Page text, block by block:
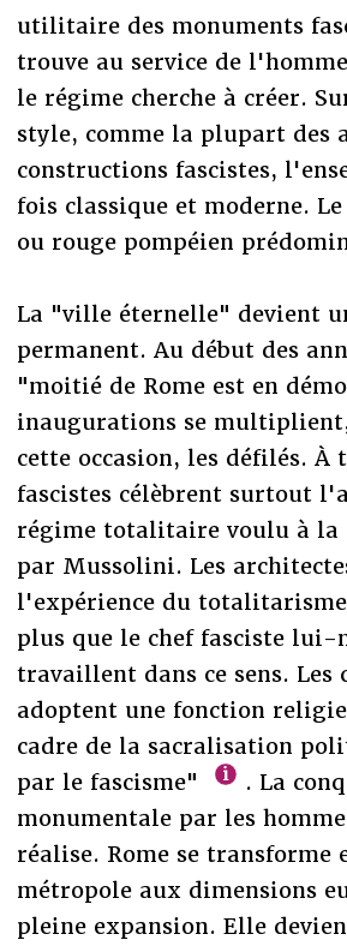
utilitaire des monuments
trouve au service de
le régime cherche à créer.
style, comme la plupart des
constructions fascistes,
fois classique et moderne.
ou rouge pompéien
La "ville éternelle" devient
permanent. Au début des
"moitié de Rome est en
inaugurations se
cette occasion, les défilés. À
fascistes célèbrent surtout
régime totalitaire voulu à la
par Mussolini. Les
l'expérience du
plus que le chef fasciste lui-
travaillent dans ce sens. Les
adoptent une fonction
cadre de la sacralisation
par le fascisme"
. La
monumentale par les
réalise. Rome se transforme
métropole aux dimensions
pleine expansion. Elle